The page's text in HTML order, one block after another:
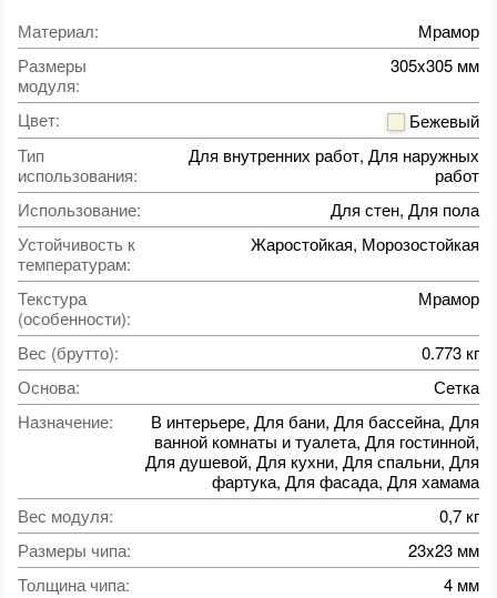
Материал:
Мрамор
Размеры
модуля:
305x305 мм
Цвет:
Бежевый
Тип
использования:
Для внутренних работ, Для наружных
работ
Использование:
Для стен, Для пола
Устойчивость к
температурам:
Жаростойкая, Морозостойкая
Текстура
(особенности):
Мрамор
Вес (брутто):
0.773 кг
Основа:
Сетка
Назначение:
В интерьере, Для бани, Для бассейна, Для
ванной комнаты и туалета, Для гостинной,
Для душевой, Для кухни, Для спальни, Для
фартука, Для фасада, Для хамама
Вес модуля:
0,7 кг
Размеры чипа:
23x23 мм
Толщина чипа:
4 мм